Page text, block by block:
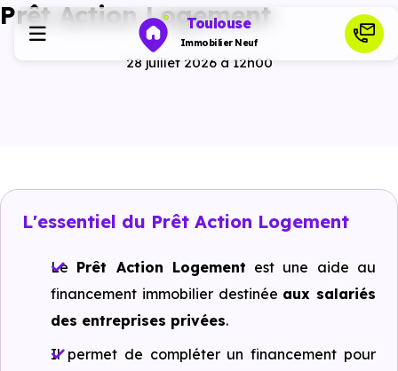
Toulouse
Immobilier Neuf
Investir
Actualités
Ressources
Prêt Action Logement
28 juillet 2026 à 12h00
L'essentiel du Prêt Action Logement
Le Prêt Action Logement est une aide au
financement immobilier destinée aux salariés
des entreprises privées.
Il permet de compléter un financement pour